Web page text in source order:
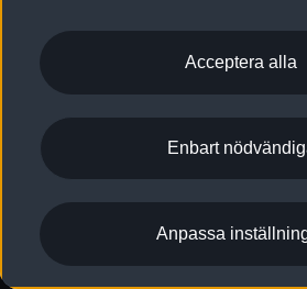
2G/3G nätet stängs ned - Hur
Nyhetsbrev
Vårt hållbarhetsarbete
Lediga tjänster huvudkontor
Lediga tjänster hos Audi
Kommentar till mediauppgifter om
Anpassa inställningar för cookies
Visselblåsarkanaler
Acceptera alla
Enbart
Anpassa